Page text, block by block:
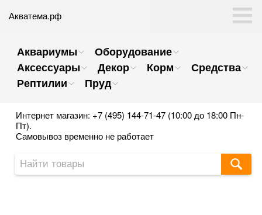
Акватема.рф
Аквариумы
Оборудование
Аксессуары
Декор Корм
Средства
Рептилии
Пруд
Интернет магазин: +7 (495) 144-71-47 (10:00 до 18:00 Пн-
Пт).
Самовывоз временно не работает